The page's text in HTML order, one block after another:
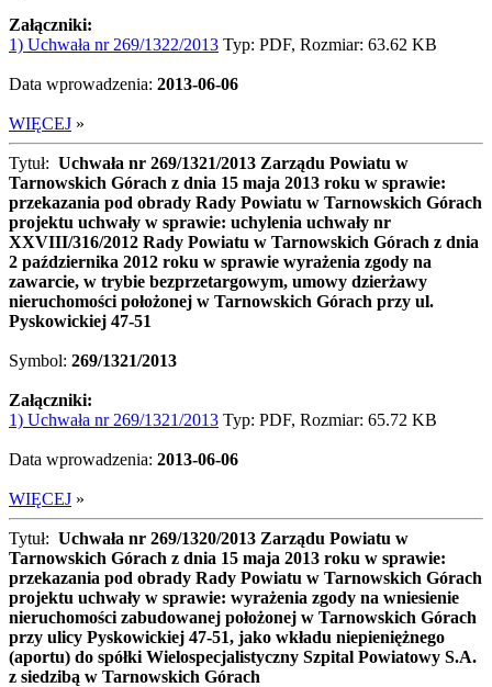
Załączniki:
1) Uchwała nr 269/1322/2013 Typ: PDF, Rozmiar: 63.62 KB
Data wprowadzenia: 2013-06-06
WIĘCEJ »
Tytuł: Uchwała nr 269/1321/2013 Zarządu Powiatu w
Tarnowskich Górach z dnia 15 maja 2013 roku w sprawie:
przekazania pod obrady Rady Powiatu w Tarnowskich Górach
projektu uchwały w sprawie: uchylenia uchwały nr
XXVIII/316/2012 Rady Powiatu w Tarnowskich Górach z dnia
2 października 2012 roku w sprawie wyrażenia zgody na
zawarcie, w trybie bezprzetargowym, umowy dzierżawy
nieruchomości położonej w Tarnowskich Górach przy ul.
Pyskowickiej 47-51
Symbol: 269/1321/2013
Załączniki:
1) Uchwała nr 269/1321/2013 Typ: PDF, Rozmiar: 65.72 KB
Data wprowadzenia: 2013-06-06
WIĘCEJ »
Tytuł: Uchwała nr 269/1320/2013 Zarządu Powiatu w
Tarnowskich Górach z dnia 15 maja 2013 roku w sprawie:
przekazania pod obrady Rady Powiatu w Tarnowskich Górach
projektu uchwały w sprawie: wyrażenia zgody na wniesienie
nieruchomości zabudowanej położonej w Tarnowskich Górach
przy ulicy Pyskowickiej 47-51, jako wkładu niepieniężnego
(aportu) do spółki Wielospecjalistyczny Szpital Powiatowy S.A.
z siedzibą w Tarnowskich Górach